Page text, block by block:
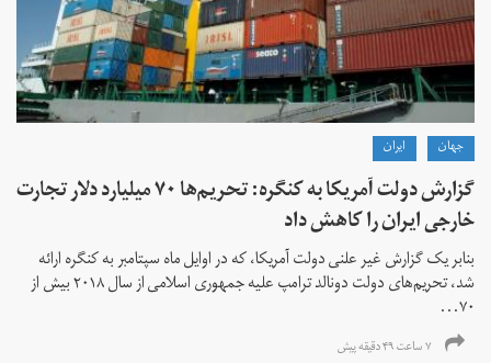
جهان ايران
گزارش دولت آمریکا به کنگره: تحریم‌ها ۷۰ میلیارد دلار تجارت
خارجی ایران را کاهش داد
بنابر یک گزارش غیر علنی دولت آمریکا، که در اوایل ماه سپتامبر به کنگره ارائه
شد، تحریم‌های دولت دونالد ترامپ علیه جمهوری اسلامی از سال ۲۰۱۸ بیش از
۷۰...
۷ ساعت ۴۹ دقیقه پیش